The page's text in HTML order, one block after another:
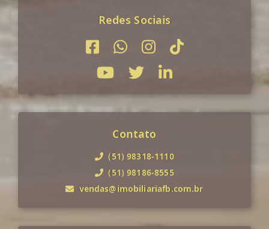
Redes Sociais
Contato
(51) 98318-1110
(51) 98186-8555
vendas@imobiliariafb.com.br